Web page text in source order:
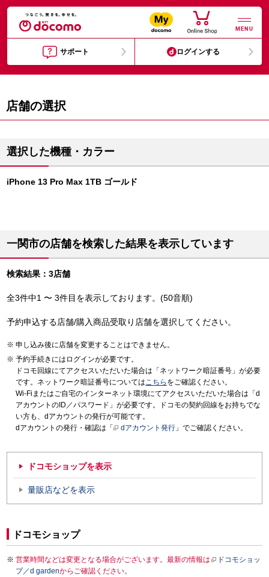
MENU
サポート ログインする
店舗の選択
選択した機種・カラー
iPhone 13 Pro Max 1TB ゴールド
一関市の店舗を検索した結果を表示しています
検索結果：3店舗
全3件中1 〜 3件目を表示しております。(50音順)
予約申込する店舗/購入商品受取り店舗を選択してください。
申し込み後に店舗を変更することはできません。
予約手続きにはログインが必要です。
ドコモ回線にてアクセスいただいた場合は「ネットワーク暗証番号」が必要
です。ネットワーク暗証番号についてはこちら をご確認ください。
Wi-Fiまたはご自宅のインターネット環境にてアクセスいただいた場合は「d
アカウントのID／パスワード」が必要です。ドコモの契約回線をお持ちでな
い方も、dアカウントの発行が可能です。
dアカウントの発行・確認は「
dアカウント発行 」でご確認ください。
ドコモショップを表示
量販店などを表示
ドコモショップ
営業時間などは変更となる場合がございます。最新の情報は
ドコモショッ
プ／d gardenからご確認ください。